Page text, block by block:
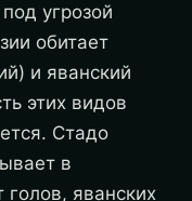
угрозой
обитает
и яванский
этих видов
Стадо
в
яванских